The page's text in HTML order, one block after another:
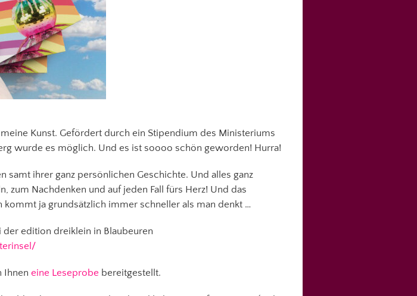
Kunst. Gefördert durch ein Stipendium des Ministeriums
wurde es möglich. Und es ist soooo schön geworden! Hurra!
samt ihrer ganz persönlichen Geschichte. Und alles ganz
zum Nachdenken und auf jeden Fall fürs Herz! Und das
ja grundsätzlich immer schneller als man denkt …
der edition dreiklein in Blaubeuren
Ihnen eine Leseprobe bereitgestellt.